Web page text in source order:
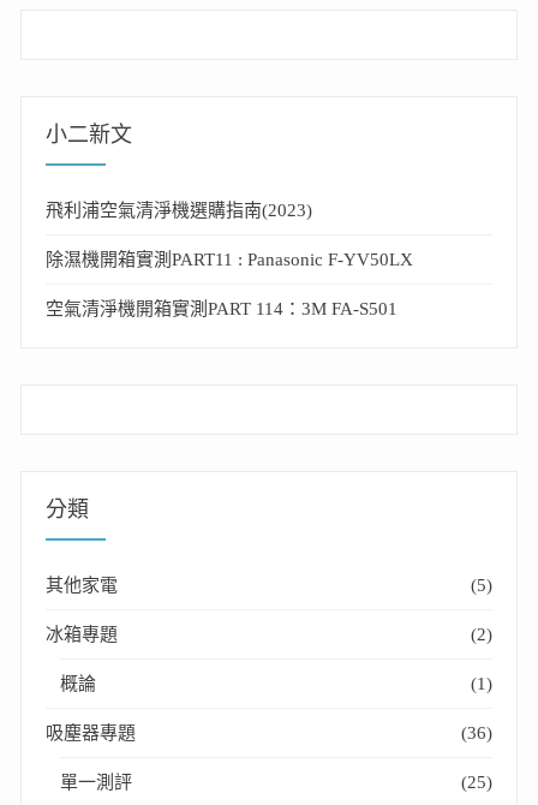
小二新文
飛利浦空氣清淨機選購指南(2023)
除濕機開箱實測PART11 : Panasonic F-YV50LX
空氣清淨機開箱實測PART 114：3M FA-S501
分類
其他家電 (5)
冰箱專題 (2)
概論 (1)
吸塵器專題 (36)
單一測評 (25)